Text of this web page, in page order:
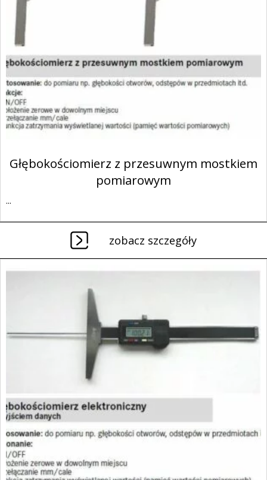
Głębokościomierz z przesuwnym mostkiem
pomiarowym
...
zobacz szczegóły